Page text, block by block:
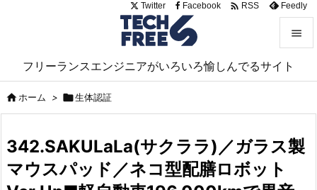
フリーランスエンジニアがいろいろ愉しんでるサイト


サイド

前へ
次へ
Twitter Facebook  RSS Feedly
ホーム > 生体認証
342.SAKULaLa(サクララ)／ガラス製
マウスパッド／ネコ型配膳ロボット